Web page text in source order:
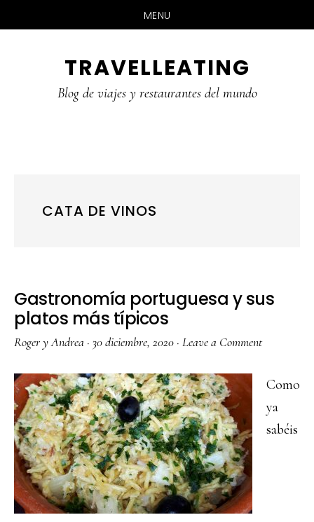
MENU
TRAVELLEATING
Blog de viajes y restaurantes del mundo
CATA DE VINOS
Gastronomía portuguesa y sus
platos más típicos
Roger y Andrea · 30 diciembre, 2020 · Leave a Comment
Como
ya
sabéis